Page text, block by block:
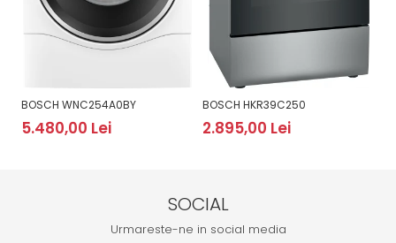
BOSCH WNC254A0BY
5.480,00 Lei
BOSCH HKR39C250
2.895,00 Lei
SOCIAL
Urmareste-ne in social media